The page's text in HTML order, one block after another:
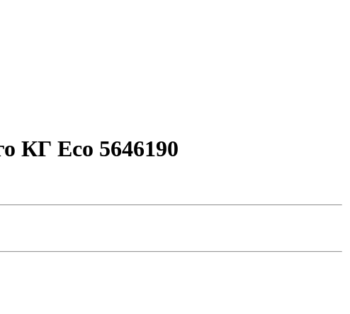
КГ Eco 5646190